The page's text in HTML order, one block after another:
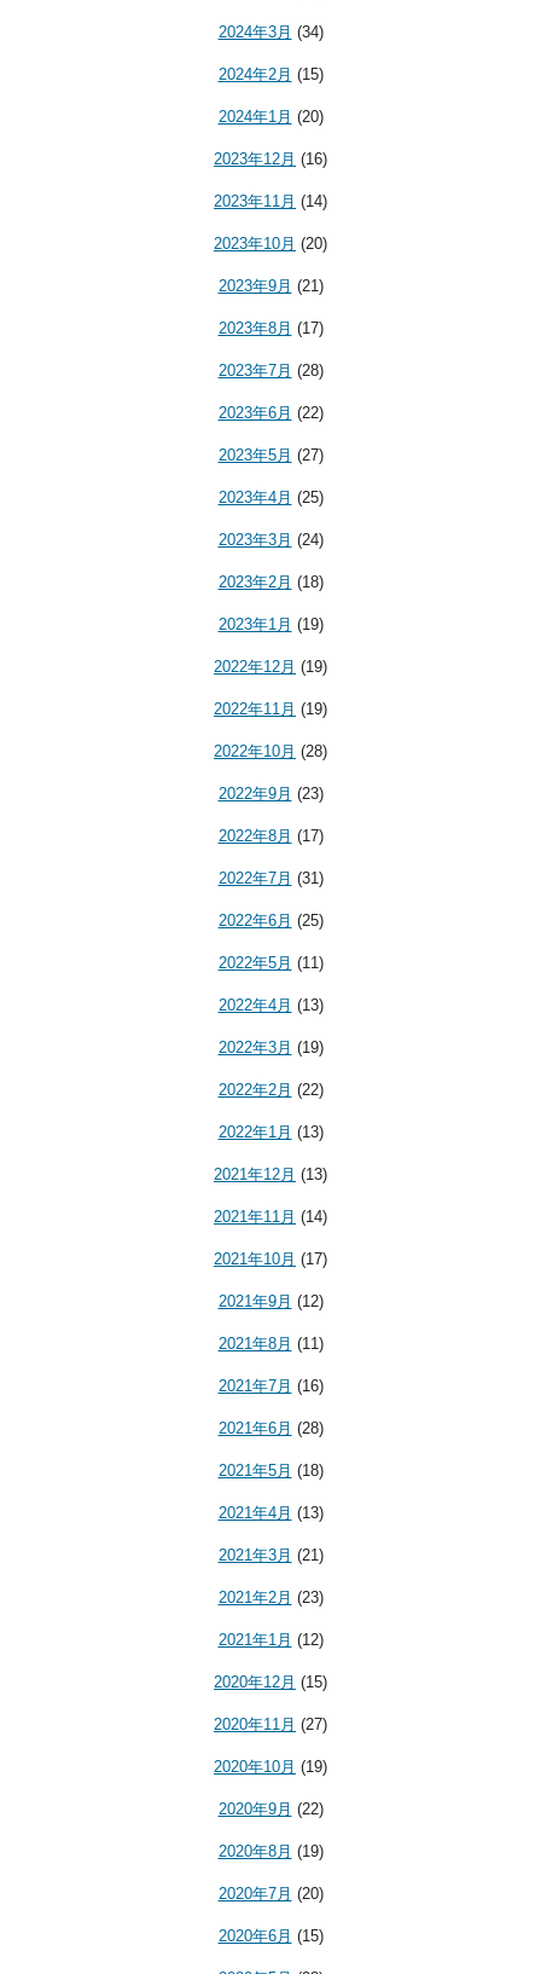
2024年3月 (34)
2024年2月 (15)
2024年1月 (20)
2023年12月 (16)
2023年11月 (14)
2023年10月 (20)
2023年9月 (21)
2023年8月 (17)
2023年7月 (28)
2023年6月 (22)
2023年5月 (27)
2023年4月 (25)
2023年3月 (24)
2023年2月 (18)
2023年1月 (19)
2022年12月 (19)
2022年11月 (19)
2022年10月 (28)
2022年9月 (23)
2022年8月 (17)
2022年7月 (31)
2022年6月 (25)
2022年5月 (11)
2022年4月 (13)
2022年3月 (19)
2022年2月 (22)
2022年1月 (13)
2021年12月 (13)
2021年11月 (14)
2021年10月 (17)
2021年9月 (12)
2021年8月 (11)
2021年7月 (16)
2021年6月 (28)
2021年5月 (18)
2021年4月 (13)
2021年3月 (21)
2021年2月 (23)
2021年1月 (12)
2020年12月 (15)
2020年11月 (27)
2020年10月 (19)
2020年9月 (22)
2020年8月 (19)
2020年7月 (20)
2020年6月 (15)